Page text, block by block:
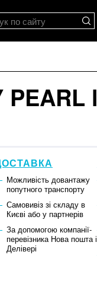
Можливість довантажу
попутного транспорту
Самовивіз зі складу в
Києві або у партнерів
За допомогою компанії-
перевізника Нова пошта і
Делівері